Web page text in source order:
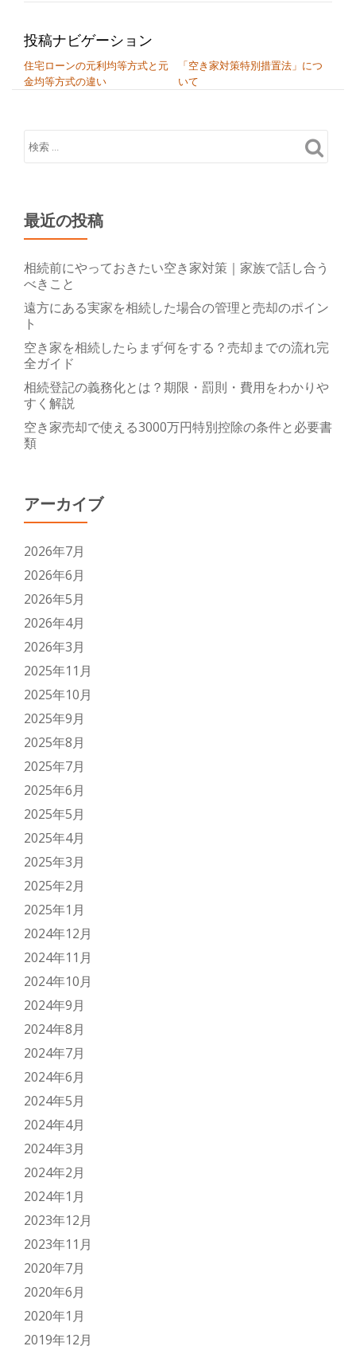
投稿ナビゲーション
住宅ローンの元利均等方式と元
金均等方式の違い
「空き家対策特別措置法」につ
いて
最近の投稿
相続前にやっておきたい空き家対策｜家族で話し合う
べきこと
遠方にある実家を相続した場合の管理と売却のポイン
ト
空き家を相続したらまず何をする？売却までの流れ完
全ガイド
相続登記の義務化とは？期限・罰則・費用をわかりや
すく解説
空き家売却で使える3000万円特別控除の条件と必要書
類
アーカイブ
2026年7月
2026年6月
2026年5月
2026年4月
2026年3月
2025年11月
2025年10月
2025年9月
2025年8月
2025年7月
2025年6月
2025年5月
2025年4月
2025年3月
2025年2月
2025年1月
2024年12月
2024年11月
2024年10月
2024年9月
2024年8月
2024年7月
2024年6月
2024年5月
2024年4月
2024年3月
2024年2月
2024年1月
2023年12月
2023年11月
2020年7月
2020年6月
2020年1月
2019年12月